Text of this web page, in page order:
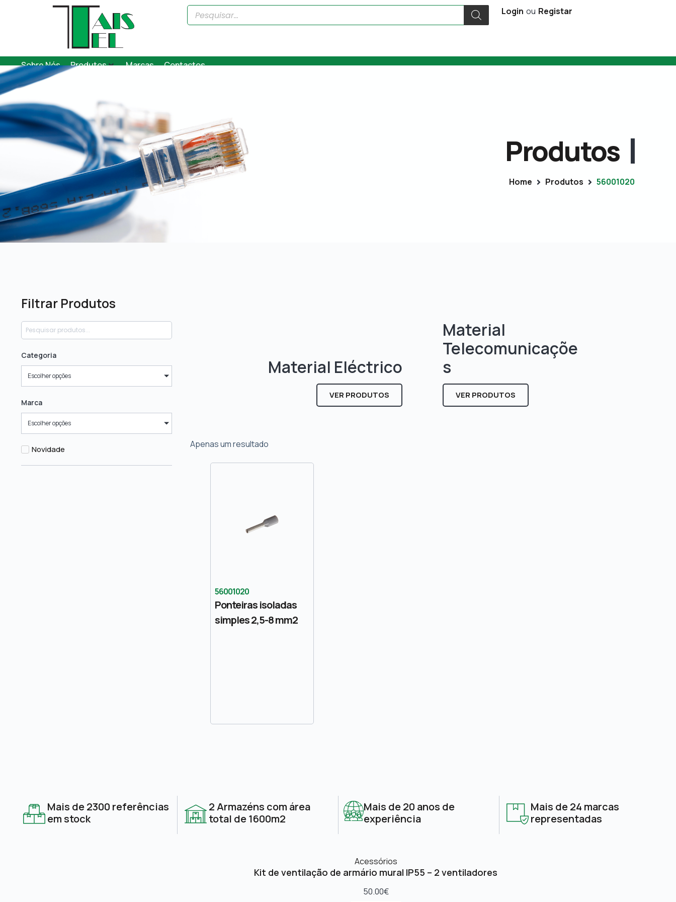
Login ou Registar
Sobre Nós Produtos Marcas Contactos
Produtos
Home Produtos 56001020
Filtrar Produtos
Categoria
Escolher opções
Marca
Escolher opções
Novidade
Material Eléctrico
VER PRODUTOS
Material
Telecomunicaçõe
s
VER PRODUTOS
Apenas um resultado
56001020
Ponteiras isoladas
simples 2,5-8 mm2
Mais de 2300 referências
em stock
2 Armazéns com área
total de 1600m2
Mais de 20 anos de
experiência
Mais de 24 marcas
representadas
Acessórios
Kit de ventilação de armário mural IP55 – 2 ventiladores
50.00€